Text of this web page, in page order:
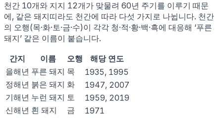
천간 10개와 지지 12개가 맞물려 60년 주기를 이루기 때문
에, 같은 돼지띠라도 천간에 따라 다섯 가지로 나뉩니다. 천간
의 오행(목·화·토·금·수)이 각각 청·적·황·백·흑에 대응해 ‘푸른
돼지’ 같은 이름이 붙습니다.
간지 이름 오행
해당 연도
을해 년 푸른 돼지 목
1935, 1995
정해 년 붉은 돼지 화
1947, 2007
기해 년 누런 돼지 토
1959, 2019
신해 년 흰 돼지 금 1971